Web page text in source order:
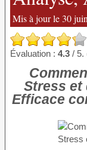
Mis à jour le 30
Évaluation : 4.3 / 5.
Stress et
Efficace